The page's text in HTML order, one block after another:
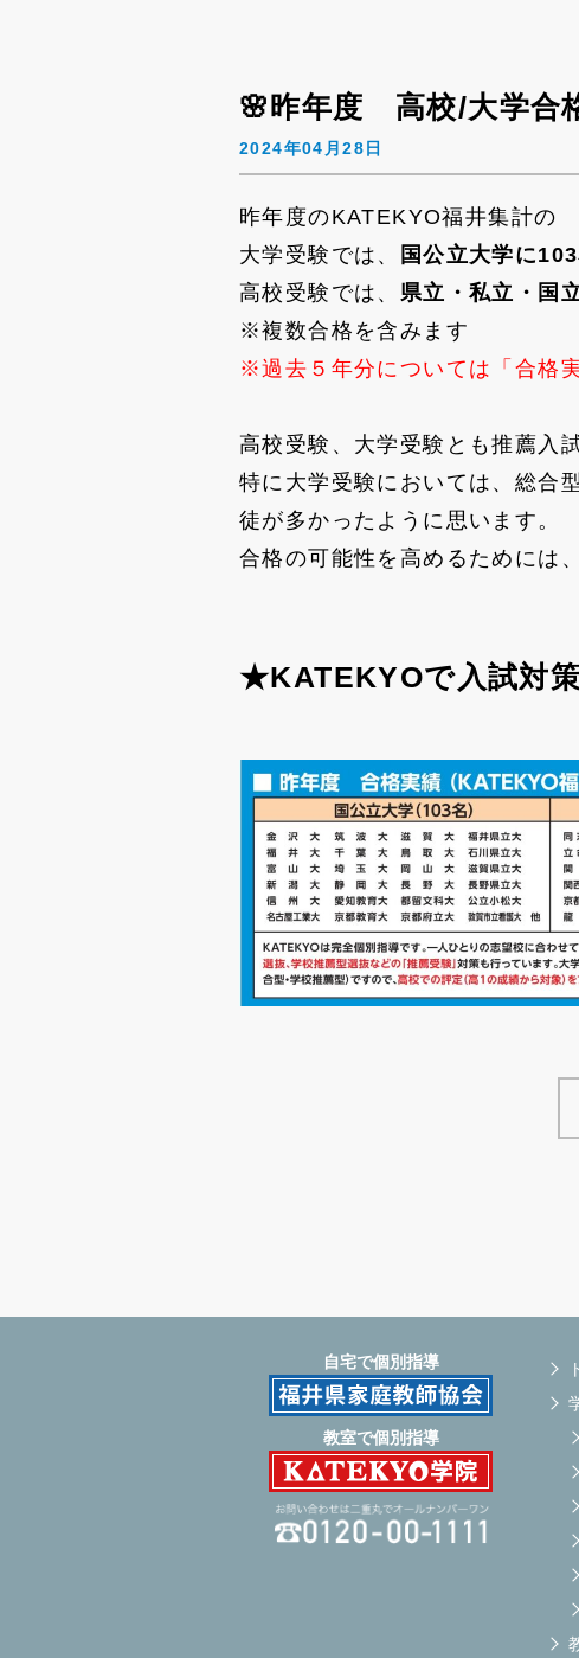
🌸昨年度 高校/大学
2024年04月28日
昨年度のKATEKYO福井集計の
大学受験では、
国公立大学に
高校受験では、 県立・私立・国
※複数合格を含みます
※過去５年分については「合格
高校受験、大学受験とも推薦入
特に大学受験においては、総合
徒が多かったように思います。
合格の可能性を高めるためには
★KATEKYOで入試対
自宅で個別指導
教室で個別指導